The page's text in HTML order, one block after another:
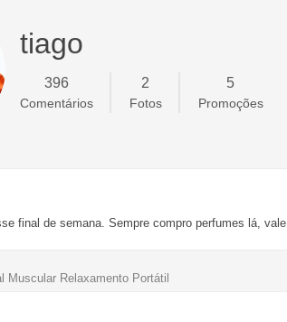
tiago
396
Comentários
2
Fotos
5
Promoções
final de semana. Sempre compro perfumes lá,
Muscular Relaxamento Portátil